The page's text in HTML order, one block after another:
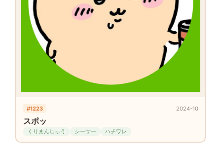
#1223 2024-10
スポッ
くりまんじゅう シーサー ハチワレ